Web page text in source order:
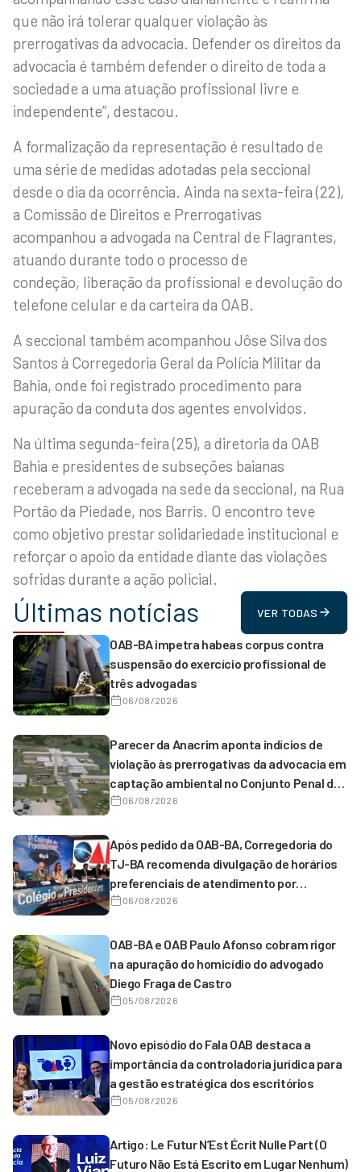
que não irá tolerar qualquer violação às
prerrogativas da advocacia. Defender os direitos da
advocacia é também defender o direito de toda a
sociedade a uma atuação profissional livre e
independente”, destacou.
A formalização da representação é resultado de
uma série de medidas adotadas pela seccional
desde o dia da ocorrência. Ainda na sexta-feira (22),
a Comissão de Direitos e Prerrogativas
acompanhou a advogada na Central de Flagrantes,
atuando durante todo o processo de
condeção, liberação da profissional e devolução do
telefone celular e da carteira da OAB.
A seccional também acompanhou Jôse Silva dos
Santos à Corregedoria Geral da Polícia Militar da
Bahia, onde foi registrado procedimento para
apuração da conduta dos agentes envolvidos.
Na última segunda-feira (25), a diretoria da OAB
Bahia e presidentes de subseções baianas
receberam a advogada na sede da seccional, na Rua
Portão da Piedade, nos Barris. O encontro teve
como objetivo prestar solidariedade institucional e
reforçar o apoio da entidade diante das violações
sofridas durante a ação policial.
Últimas notícias VER TODAS
OAB-BA impetra habeas corpus contra
suspensão do exercício profissional de
três advogadas
06/08/2026
Parecer da Anacrim aponta indícios de
violação às prerrogativas da advocacia em
captação ambiental no Conjunto Penal de
Serrinha
06/08/2026
Após pedido da OAB-BA, Corregedoria do
TJ-BA recomenda divulgação de horários
preferenciais de atendimento por
magistrados de 1º grau
06/08/2026
OAB-BA e OAB Paulo Afonso cobram rigor
na apuração do homicídio do advogado
Diego Fraga de Castro
05/08/2026
Novo episódio do Fala OAB destaca a
importância da controladoria jurídica para
a gestão estratégica dos escritórios
05/08/2026
Artigo: Le Futur N’Est Écrit Nulle Part (O
Futuro Não Está Escrito em Lugar Nenhum)